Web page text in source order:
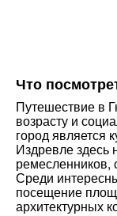
Что
Путешествие в
возрасту и
город является
Издревле здесь
ремесленников,
Среди
посещение
архитектурных